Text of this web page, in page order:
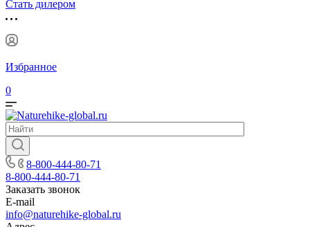
Стать дилером
Избранное
0
8-800-444-80-71
8-800-444-80-71
Заказать звонок
E-mail
info@naturehike-global.ru